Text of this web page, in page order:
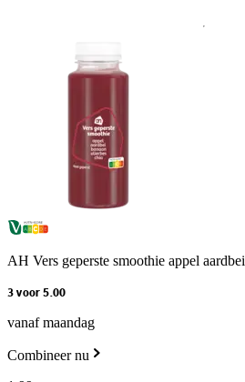
AH Vers geperste smoothie appel aardbei
3 voor 5.00
vanaf maandag
Combineer nu